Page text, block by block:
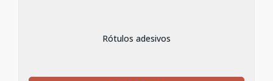
Rótulos adesivos